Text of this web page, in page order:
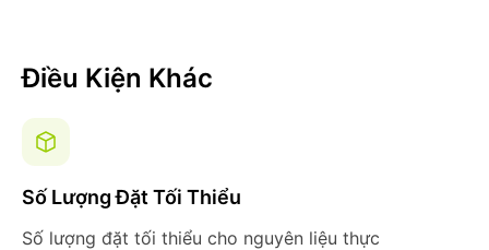
Điều Kiện Khác
Số Lượng Đặt Tối Thiểu
Số lượng đặt tối thiểu cho nguyên liệu thực